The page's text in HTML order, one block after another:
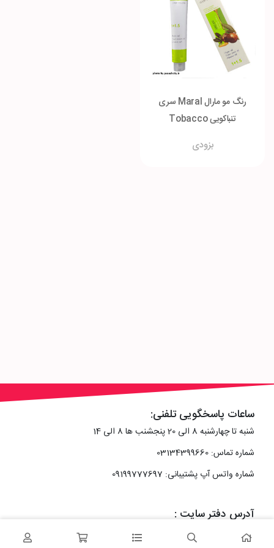
رنگ مو مارال Maral سری
تنباکویی Tobacco
بزودی
ساعات پاسخگویی تلفنی:
شنبه تا چهارشنبه 8 الی 20 پنجشنب ها 8 الی 14
شماره تماس: 03134399660
شماره واتس آپ پشتیبانی: 09199777697
آدرس دفتر سایت :
اصفهان، خیابان رزمندگان، کوچه شماره سه فرعی 2 پلاک 10